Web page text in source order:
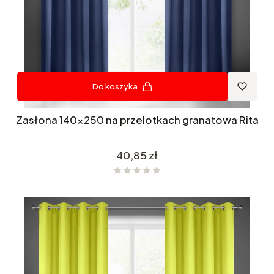
Do koszyka
Zasłona 140x250 na przelotkach granatowa Rita
Cena
40,85 zł